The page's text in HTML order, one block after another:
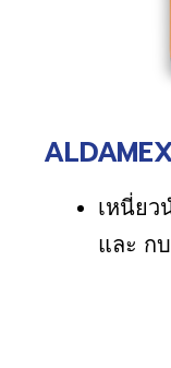
เหนี่ยว
และ กบ